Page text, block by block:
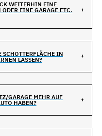
WEITERHIN EINE
EINE GARAGE ETC.
SCHOTTERFLÄCHE IN
LASSEN?
GARAGE MEHR AUF
HABEN?